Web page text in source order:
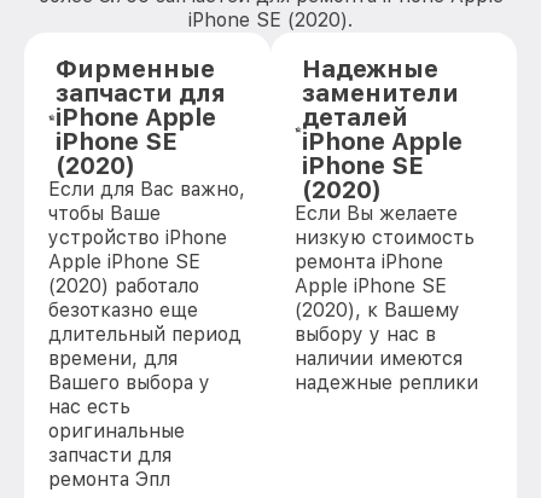
iPhone SE (2020).
Фирменные
запчасти для
iPhone Apple
iPhone SE
(2020)
Если для Вас важно,
чтобы Ваше
устройство iPhone
Apple iPhone SE
(2020) работало
безотказно еще
длительный период
времени, для
Вашего выбора у
нас есть
оригинальные
запчасти для
ремонта Эпл
Надежные
заменители
деталей
iPhone Apple
iPhone SE
(2020)
Если Вы желаете
низкую стоимость
ремонта iPhone
Apple iPhone SE
(2020), к Вашему
выбору у нас в
наличии имеются
надежные реплики